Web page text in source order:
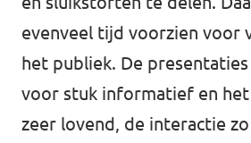
Homepage
evenveel tijd voorzien voor
het publiek. De
voor stuk informatief en
zeer lovend, de interactie